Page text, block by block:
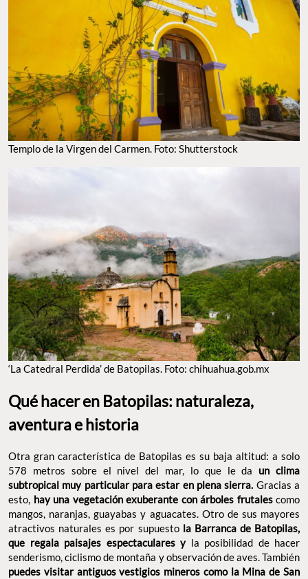
Templo de la Virgen del Carmen. Foto: Shutterstock
‘La Catedral Perdida’ de Batopilas. Foto: chihuahua.gob.mx
Qué hacer en Batopilas: naturaleza,
aventura e historia
Otra gran característica de Batopilas es su baja altitud: a solo
578 metros sobre el nivel del mar, lo que le da un clima
subtropical muy particular para estar en plena sierra. Gracias a
esto, hay una vegetación exuberante con árboles frutales como
mangos, naranjas, guayabas y aguacates. Otro de sus mayores
atractivos naturales es por supuesto la Barranca de Batopilas,
que regala paisajes espectaculares yla posibilidad de hacer
senderismo, ciclismo de montaña y observación de aves. También
puedes visitar antiguos vestigios mineros como la Mina de San